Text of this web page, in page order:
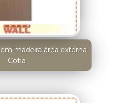
madeira área externa
Cotia